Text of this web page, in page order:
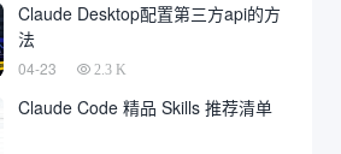
Claude Desktop配置第三方api的方
法
04-23 2.3 K
Claude Code 精品 Skills 推荐清单